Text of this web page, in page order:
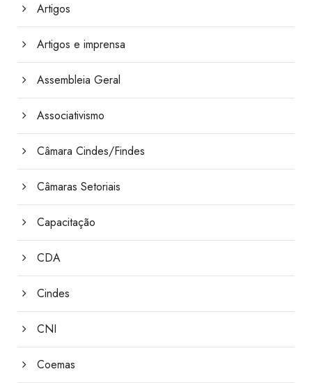
Artigos
Artigos e imprensa
Assembleia Geral
Associativismo
Câmara Cindes/Findes
Câmaras Setoriais
Capacitação
CDA
Cindes
CNI
Coemas